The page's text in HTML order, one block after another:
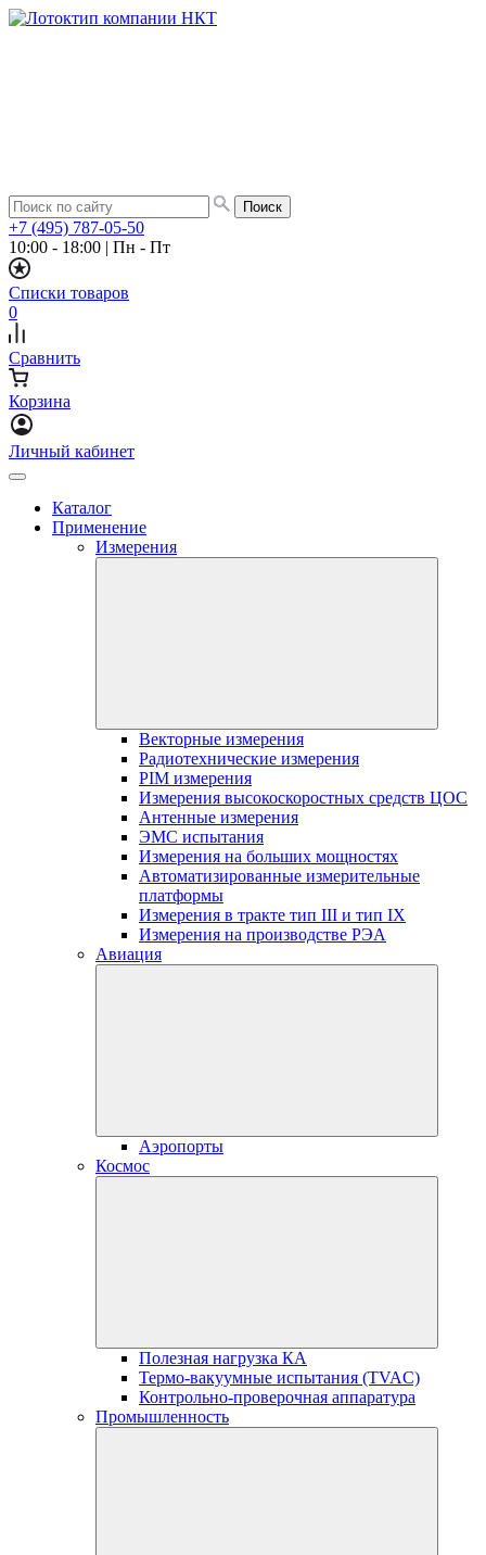
+7 (495) 787-05-50
10:00 - 18:00 | Пн - Пт
Списки товаров
0
Сравнить
Корзина
Личный кабинет
Каталог
Применение
Измерения
Векторные измерения
Радиотехнические измерения
PIM измерения
Измерения высокоскоростных средств ЦОС
Антенные измерения
ЭМС испытания
Измерения на больших мощностях
Автоматизированные измерительные
платформы
Измерения в тракте тип III и тип IX
Измерения на производстве РЭА
Авиация
Аэропорты
Космос
Полезная нагрузка КА
Термо-вакуумные испытания (TVAC)
Контрольно-проверочная аппаратура
Промышленность